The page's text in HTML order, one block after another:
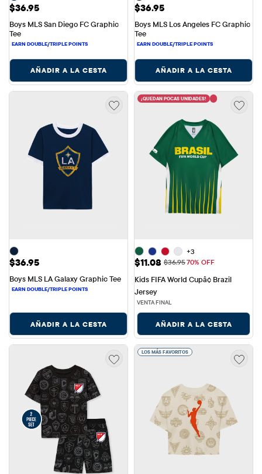
Precio: $36.95
$36.95
Boys MLS San Diego FC Graphic
Tee
AÑADIR A LA CESTA
Precio: $36.95
$36.95
Boys MLS Los Angeles FC Graphic
Tee
AÑADIR A LA CESTA
Precio: $36.95
$36.95
Boys MLS LA Galaxy Graphic Tee
AÑADIR A LA CESTA
¡QUEDAN POCAS UNIDADES!
+3
Precio de venta: $11.08
$11.08 Precio original: $36.95
$36.9570% OFF
Kids FIFA World Cupâ¢ Brazil
Jersey
VENTA FINAL
AÑADIR A LA CESTA
LOS MÁS FAVORITOS